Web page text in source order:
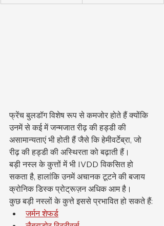
फ्रेंच बुलडॉग विशेष रूप से कमजोर होते हैं क्योंकि
उनमें से कई में जन्मजात रीढ़ की हड्डी की
असामान्यताएं भी होती हैं जैसे कि हेमीवर्टेब्रा, जो
रीढ़ की हड्डी की अस्थिरता को बढ़ाती हैं।
बड़ी नस्ल के कुत्तों में भी IVDD विकसित हो
सकता है, हालांकि उनमें अचानक टूटने की बजाय
क्रोनिक डिस्क प्रोट्रूज़न अधिक आम है।
कुछ बड़ी नस्लों के कुत्ते इससे प्रभावित हो सकते हैं:
जर्मन शेफर्ड